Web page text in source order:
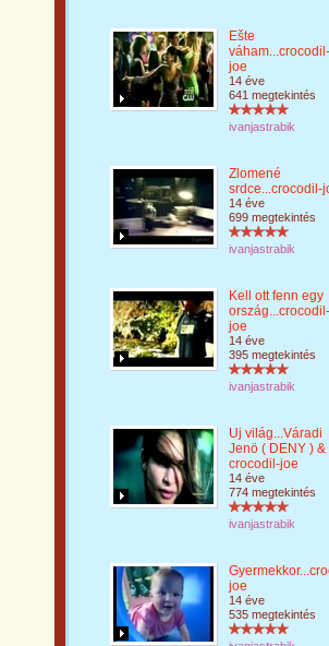
Ešte
váham...crocodil-
joe
14 éve
641 megtekintés
ivanjastrabik
Zlomené
srdce...crocodil-
14 éve
699 megtekintés
ivanjastrabik
Kell ott fenn egy
ország...crocodil-
joe
14 éve
395 megtekintés
ivanjastrabik
Uj világ...Váradi
Jenö ( DENY ) &
crocodil-joe
14 éve
774 megtekintés
ivanjastrabik
joe
14 éve
535 megtekintés